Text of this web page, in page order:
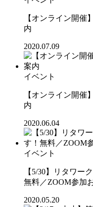
【オンライン開催
内
2020.07.09
イベント
【オンライン開催
内
2020.06.04
イベント
【5/30】リタワー
無料／ZOOM参加
2020.05.20